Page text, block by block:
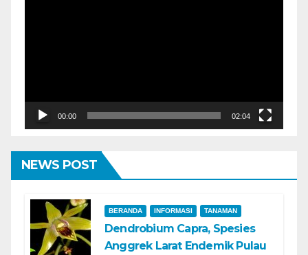
00:00 02:04
NEWS POST
BERANDA INFORMASI TANAMAN
Dendrobium Capra, Spesies
Anggrek Larat Endemik Pulau